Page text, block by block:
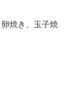
焼き、玉子焼